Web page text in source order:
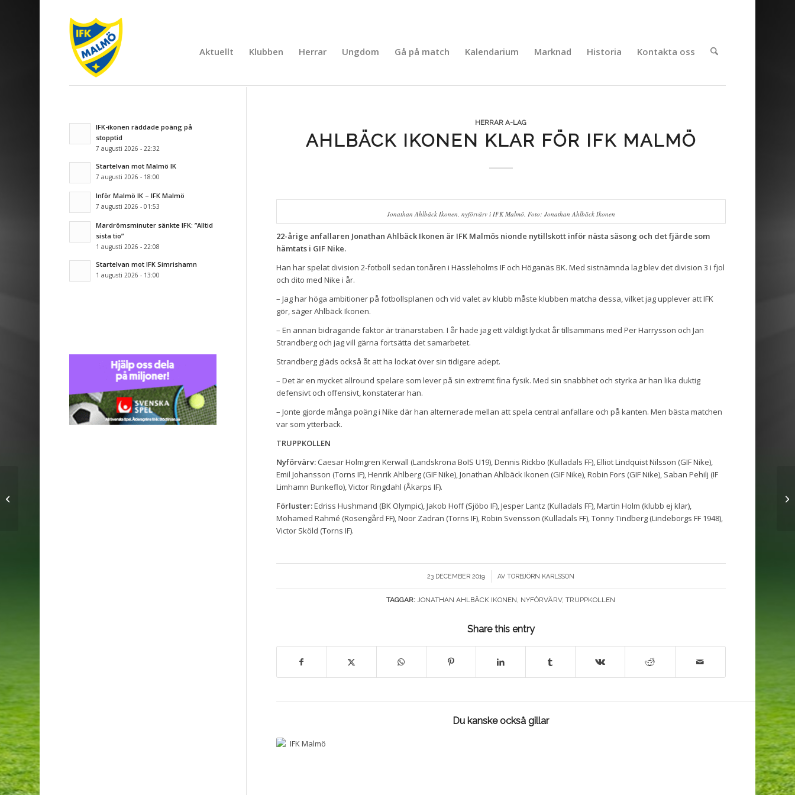
Aktuellt Klubben Herrar Ungdom Gå på match Kalendarium Marknad Historia Kontakta oss
HERRAR A-LAG
AHLBÄCK IKONEN KLAR FÖR IFK MALMÖ
Jonathan Ahlbäck Ikonen, nyförvärv i IFK Malmö. Foto: Jonathan Ahlbäck Ikonen
22-årige anfallaren Jonathan Ahlbäck Ikonen är IFK Malmös nionde nytillskott inför nästa säsong och det fjärde som
hämtats i GIF Nike.
Han har spelat division 2-fotboll sedan tonåren i Hässleholms IF och Höganäs BK. Med sistnämnda lag blev det division 3 i fjol
och dito med Nike i år.
– Jag har höga ambitioner på fotbollsplanen och vid valet av klubb måste klubben matcha dessa, vilket jag upplever att IFK
gör, säger Ahlbäck Ikonen.
– En annan bidragande faktor är tränarstaben. I år hade jag ett väldigt lyckat år tillsammans med Per Harrysson och Jan
Strandberg och jag vill gärna fortsätta det samarbetet.
Strandberg gläds också åt att ha lockat över sin tidigare adept.
– Det är en mycket allround spelare som lever på sin extremt fina fysik. Med sin snabbhet och styrka är han lika duktig
defensivt och offensivt, konstaterar han.
– Jonte gjorde många poäng i Nike där han alternerade mellan att spela central anfallare och på kanten. Men bästa matchen
var som ytterback.
TRUPPKOLLEN
Nyförvärv:Caesar Holmgren Kerwall (Landskrona BoIS U19), Dennis Rickbo (Kulladals FF), Elliot Lindquist Nilsson (GIF Nike),
Emil Johansson (Torns IF), Henrik Ahlberg (GIF Nike), Jonathan Ahlbäck Ikonen (GIF Nike), Robin Fors (GIF Nike), Saban Pehilj (IF
Limhamn Bunkeflo), Victor Ringdahl (Åkarps IF).
Förluster:Edriss Hushmand (BK Olympic), Jakob Hoff (Sjöbo IF), Jesper Lantz (Kulladals FF), Martin Holm (klubb ej klar),
Mohamed Rahmé (Rosengård FF), Noor Zadran (Torns IF), Robin Svensson (Kulladals FF), Tonny Tindberg (Lindeborgs FF 1948),
Victor Sköld (Torns IF).
23 DECEMBER 2019
/ AVTORBJÖRN KARLSSON
TAGGAR: JONATHAN AHLBÄCK IKONEN NYFÖRVÄRV,TRUPPKOLLEN
Share this entry
Du kanske också gillar
IFK-ikonen räddade poäng på
stopptid
7 augusti 2026 - 22:32
Startelvan mot Malmö IK
7 augusti 2026 - 18:00
Inför Malmö IK – IFK Malmö
7 augusti 2026 - 01:53
Mardrömsminuter sänkte IFK: ”Alltid
sista tio”
1 augusti 2026 - 22:08
Startelvan mot IFK Simrishamn
1 augusti 2026 - 13:00